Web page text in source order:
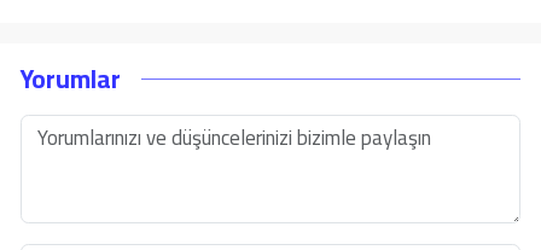
Yorumlar